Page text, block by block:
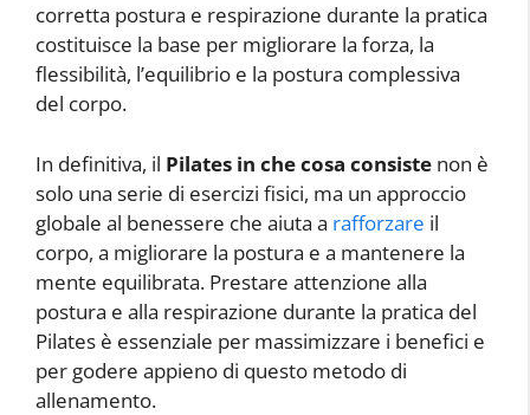
corretta postura e respirazione durante la pratica
costituisce la base per migliorare la forza, la
flessibilità, l’equilibrio e la postura complessiva
del corpo.
In definitiva, il Pilates in che cosa consiste non è
solo una serie di esercizi fisici, ma un approccio
globale al benessere che aiuta a rafforzare il
corpo, a migliorare la postura e a mantenere la
mente equilibrata. Prestare attenzione alla
postura e alla respirazione durante la pratica del
Pilates è essenziale per massimizzare i benefici e
per godere appieno di questo metodo di
allenamento.